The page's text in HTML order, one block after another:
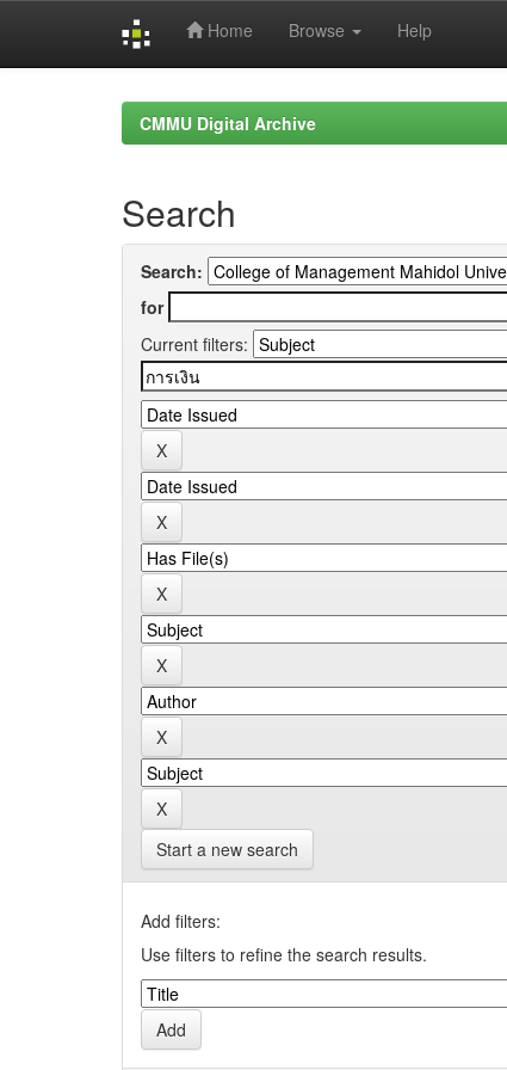
Home Browse Help
CMMU Digital Archive
Search
Search:
for
Current filters:
Start a new search
Add filters:
Use filters to refine the search results.